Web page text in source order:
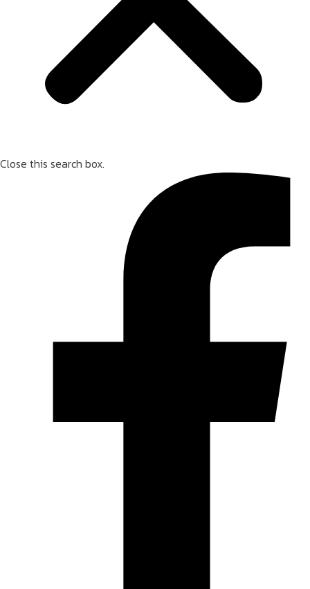
Close this search box.